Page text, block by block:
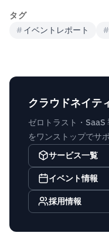
タグ
#イベントレポート #
クラウドネイテ
ゼロトラスト・
をワンストップでサ
サービス一覧
イベント情報
採用情報